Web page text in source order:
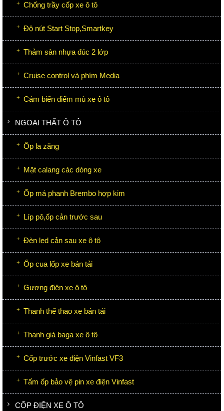
Chống trầy cốp xe ô tô
Độ nút Start Stop,Smartkey
Thảm sàn nhựa đúc 2 lớp
Cruise control và phím Media
Cảm biến điểm mù xe ô tô
NGOẠI THẤT Ô TÔ
Ốp la zăng
Mặt calang các dòng xe
Ốp má phanh Brembo hợp kim
Líp pô,ốp cản trước sau
Đèn led cản sau xe ô tô
Ốp cua lốp xe bán tải
Gương điện xe ô tô
Thanh thể thao xe bán tải
Thanh giá baga xe ô tô
Cốp trước xe điện Vinfast VF3
Tấm ốp bảo vệ pin xe điện Vinfast
CỐP ĐIỆN XE Ô TÔ